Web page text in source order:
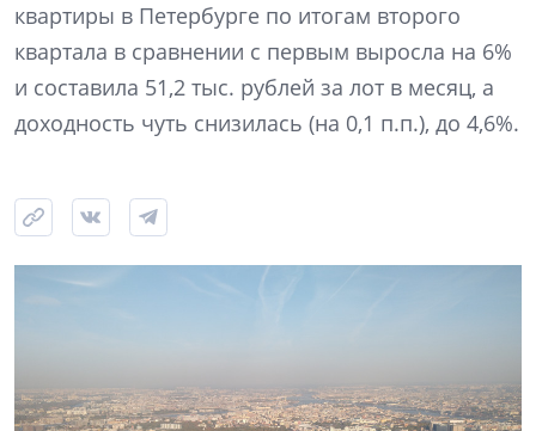
квартиры в Петербурге по итогам второго
квартала в сравнении с первым выросла на 6%
и составила 51,2 тыс. рублей за лот в месяц, а
доходность чуть снизилась (на 0,1 п.п.), до 4,6%.